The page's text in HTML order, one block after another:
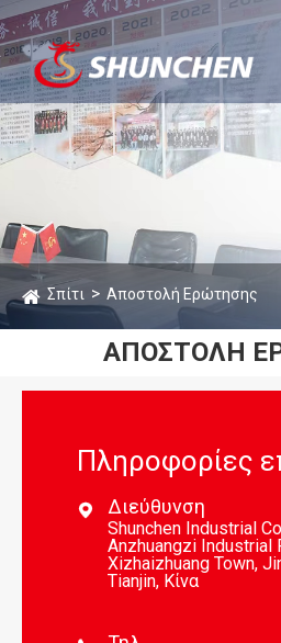
Σπίτι Αποστολή Ερώτησης
ΑΠΟΣΤΟΛΉ
Πληροφορίες
 Διεύθυνση
Shunchen Industrial
Anzhuangzi Industrial
Xizhaizhuang Town,
Tianjin, Κίνα